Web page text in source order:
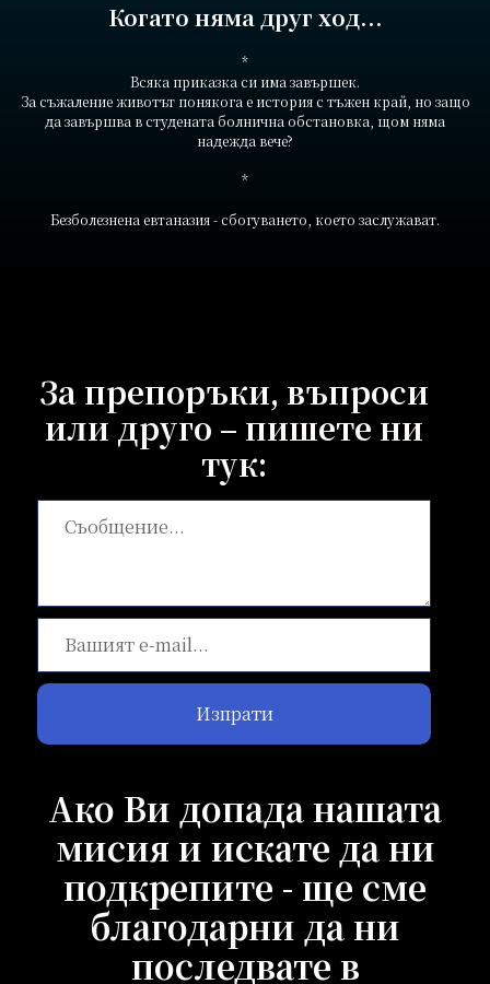
Когато няма друг ход...
*
Всяка приказка си има завършек.
За съжаление животът понякога е история с тъжен край, но защо
да завършва в студената болнична обстановка, щом няма
надежда вече?
*
Безболезнена евтаназия - сбогуването, което заслужават.
За препоръки, въпроси
или друго – пишете ни
тук:
Изпрати
Ако Ви допада нашата
мисия и искате да ни
подкрепите - ще сме
благодарни да ни
последвате в